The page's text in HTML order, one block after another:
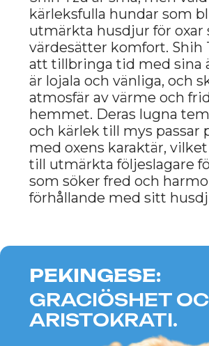
Newfoundlands är stora, men otroligt
vänliga och kärleksfulla hundar. Trots
sina stora storlekar har de ett mjukt
och balanserat temperament.
Newfoundlands passar perfekt för
oxar som värdesätter stabilitet och
lugn. Dessa hundar kan bli trogna
vänner och omsorgsfulla följeslagare,
och de skapar en atmosfär av värme
och trygghet i hemmet.
TIBETANSK MASTIFF:
STYRKA OCH
LOJALITET.